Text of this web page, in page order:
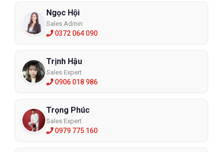
Ngọc Hội
Sales Admin
0372 064 090
Trịnh Hậu
Sales Expert
0906 018 986
Trọng Phúc
Sales Expert
0979 775 160